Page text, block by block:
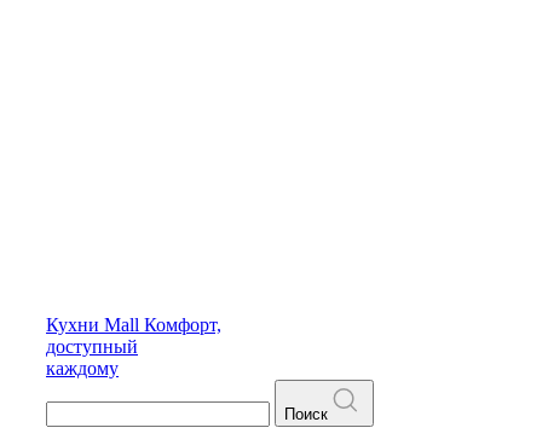
Кухни Mall Комфорт,
доступный
каждому
Поиск